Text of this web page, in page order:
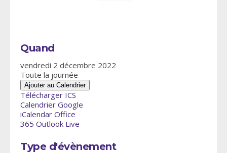
Quand
vendredi 2 décembre 2022
Toute la journée
Ajouter au Calendrier
Télécharger ICS
Calendrier Google
iCalendar Office
365 Outlook Live
Type d'évènement